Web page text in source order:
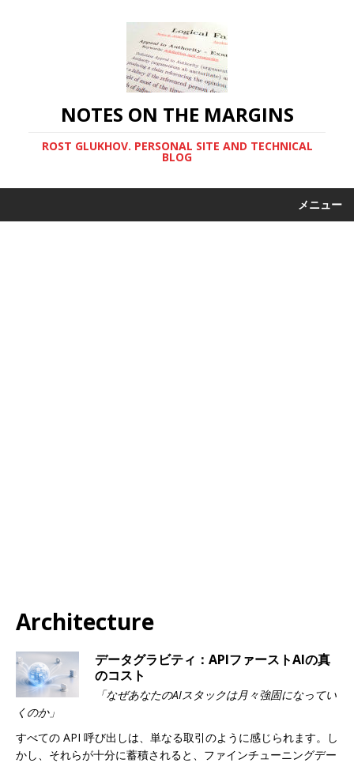
NOTES ON THE MARGINS
ROST GLUKHOV. PERSONAL SITE AND TECHNICAL
BLOG
メニュー
Architecture
データグラビティ：APIファーストAIの真
のコスト
「なぜあなたのAIスタックは月々強固になってい
くのか」
すべての API 呼び出しは、単なる取引のように感じられます。し
かし、それらが十分に蓄積されると、ファインチューニングデー